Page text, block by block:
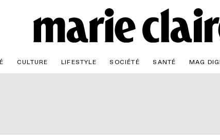
CULTURE LIFESTYLE SOCIÉTÉ SANTÉ MAG